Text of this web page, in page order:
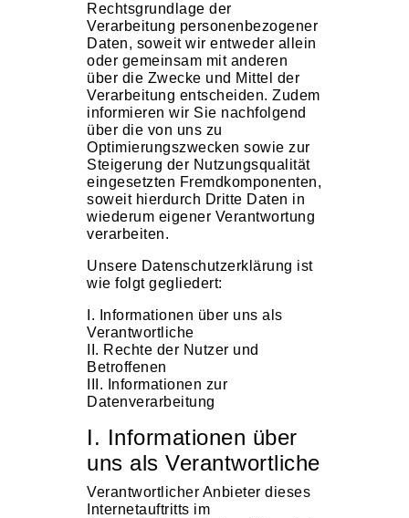
Rechtsgrundlage der
Verarbeitung personenbezogener
Daten, soweit wir entweder allein
oder gemeinsam mit anderen
über die Zwecke und Mittel der
Verarbeitung entscheiden. Zudem
informieren wir Sie nachfolgend
über die von uns zu
Optimierungszwecken sowie zur
Steigerung der Nutzungsqualität
eingesetzten Fremdkomponenten,
soweit hierdurch Dritte Daten in
wiederum eigener Verantwortung
verarbeiten.
Unsere Datenschutzerklärung ist
wie folgt gegliedert:
I. Informationen über uns als
Verantwortliche
II. Rechte der Nutzer und
Betroffenen
III. Informationen zur
Datenverarbeitung
I. Informationen über
uns als Verantwortliche
Verantwortlicher Anbieter dieses
Internetauftritts im